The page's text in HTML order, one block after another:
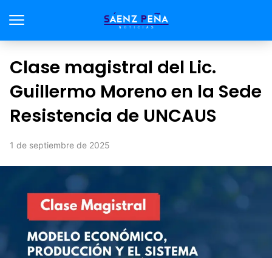
Clase magistral del Lic.
Guillermo Moreno en la Sede
Resistencia de UNCAUS
1 de septiembre de 2025